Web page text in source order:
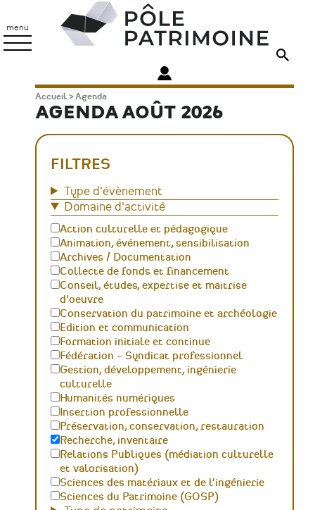
contenu
principal
menu
Patrimoine
Fil
d'Ariane
Accueil Agenda
AGENDA AOÛT 2026
FILTRES
Type d'évènement
Domaine d'activité
Action culturelle et pédagogique
Animation, événement, sensibilisation
Archives / Documentation
Collecte de fonds et financement
Conseil, études, expertise et maitrise
d'oeuvre
Conservation du patrimoine et archéologie
Edition et communication
Formation initiale et continue
Fédération – Syndicat professionnel
Gestion, développement, ingénierie
culturelle
Humanités numériques
Insertion professionnelle
Préservation, conservation, restauration
Recherche, inventaire
Relations Publiques (médiation culturelle
et valorisation)
Sciences des matériaux et de l'ingénierie
Sciences du Patrimoine (GOSP)